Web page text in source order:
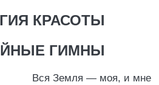
КРАСОТЫ
ГИМНЫ
Вся Земля — моя, и мне